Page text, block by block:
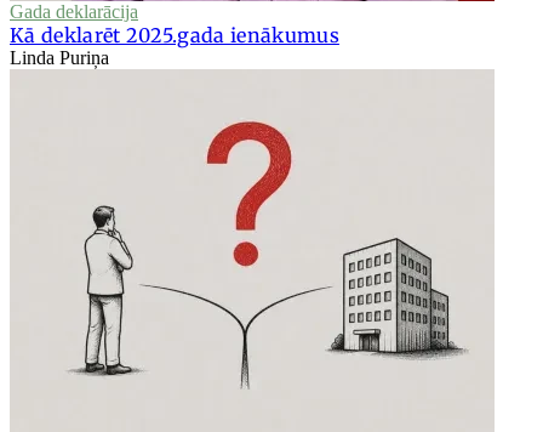
Gada deklarācija
Kā deklarēt 2025.gada ienākumus
Linda Puriņa